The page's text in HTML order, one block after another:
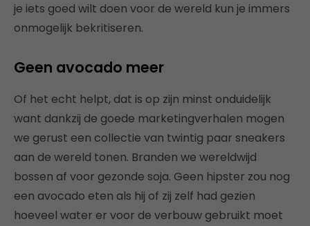
je iets goed wilt doen voor de wereld kun je immers
onmogelijk bekritiseren.
Geen avocado meer
Of het echt helpt, dat is op zijn minst onduidelijk
want dankzij de goede marketingverhalen mogen
we gerust een collectie van twintig paar sneakers
aan de wereld tonen. Branden we wereldwijd
bossen af voor gezonde soja. Geen hipster zou nog
een avocado eten als hij of zij zelf had gezien
hoeveel water er voor de verbouw gebruikt moet